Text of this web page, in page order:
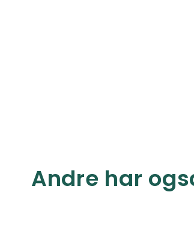
Andre har